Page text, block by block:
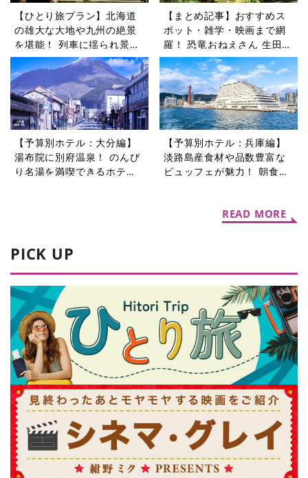
【ひとり旅プラン】北海道
の雄大な大地や九州の絶景
を堪能！ 列車に揺られ景色
を楽しむ旅5選
【まとめ記事】おすすめス
ポット・雑学・映画まで網
羅！ 恐竜おねえさん 生田晴
香の恐竜コラム9選
【予算別ホテル：大分編】
湯布院に別府温泉！ のんび
り名湯を満喫できるホテル5
【予算別ホテル：兵庫編】
淡路島産食材や品数豊富な
ビュッフェが魅力！ 朝食が
READ MORE
PICK UP